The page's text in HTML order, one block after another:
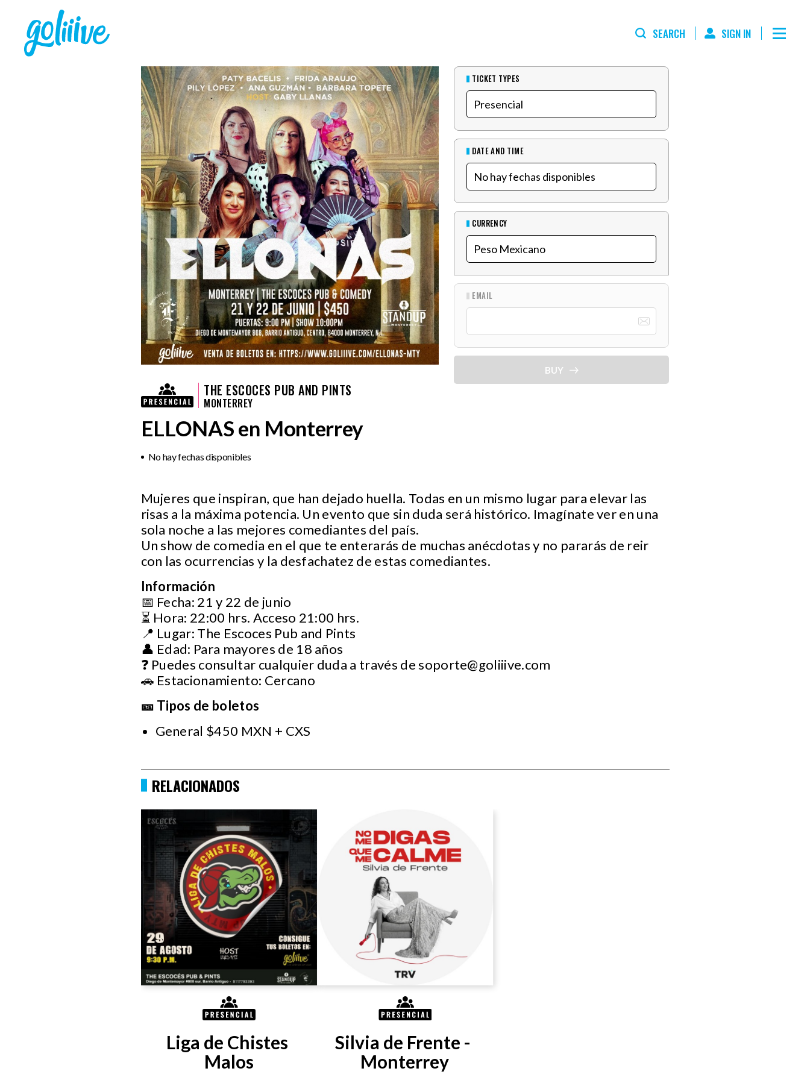
SEARCH SIGN IN
THE ESCOCES PUB AND PINTS
MONTERREY
ELLONAS en Monterrey
No hay fechas disponibles
TICKET TYPES
DATE AND TIME
CURRENCY
EMAIL
BUY
Mujeres que inspiran, que han dejado huella. Todas en un mismo lugar para elevar las
risas a la máxima potencia. Un evento que sin duda será histórico. Imagínate ver en una
sola noche a las mejores comediantes del país.
Un show de comedia en el que te enterarás de muchas anécdotas y no pararás de reir
con las ocurrencias y la desfachatez de estas comediantes.
Información
📅 Fecha: 21 y 22 de junio
⏳ Hora: 22:00 hrs. Acceso 21:00 hrs.
📍 Lugar: The Escoces Pub and Pints
👤 Edad: Para mayores de 18 años
❓ Puedes consultar cualquier duda a través desoporte@goliiive.com
🚗 Estacionamiento: Cercano
🎫 Tipos de boletos
General $450 MXN + CXS
RELACIONADOS
Liga de Chistes
Malos
Silvia de Frente -
Monterrey